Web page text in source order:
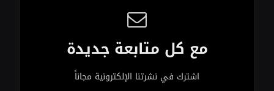
مع كل متابعة جديدة
اشترك في نشرتنا الإلكترونية مجاناً